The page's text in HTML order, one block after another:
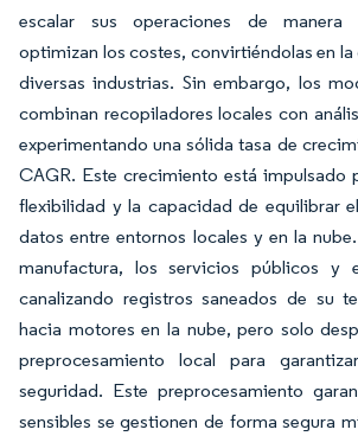
escalar sus operaciones de manera
optimizan los costes, convirtiéndolas en
diversas industrias. Sin embargo, los
combinan recopiladores locales con
experimentando una sólida tasa de
CAGR. Este crecimiento está impulsado
flexibilidad y la capacidad de equilibrar
datos entre entornos locales y en la
manufactura, los servicios públicos y
canalizando registros saneados de su
hacia motores en la nube, pero solo
preprocesamiento local para
seguridad. Este preprocesamiento
sensibles se gestionen de forma segura